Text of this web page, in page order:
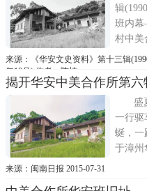
辑
班内
村中美
战争时
武装
学各
署签订
来源：《华安文史资料》第十三辑
年10月) 作者：陈楠
揭开华安中美合作所第
盛
一行驱
蜒，一
于漳州
单位
来源：闽南日报 2015-07-31